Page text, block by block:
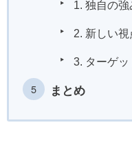
1. 独自の強
2. 新しい
3. ターゲ
まとめ